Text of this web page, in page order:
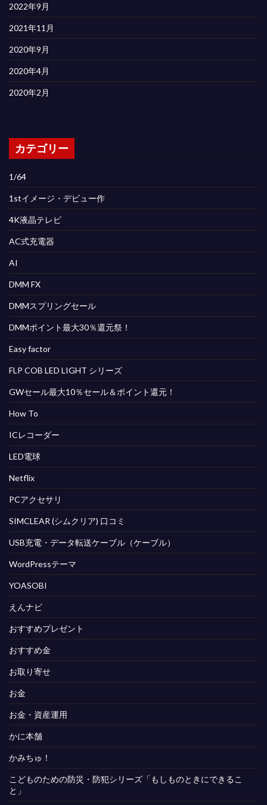
2022年9月
2021年11月
2020年9月
2020年4月
2020年2月
カテゴリー
1/64
1stイメージ・デビュー作
4K液晶テレビ
AC式充電器
AI
DMM FX
DMMスプリングセール
DMMポイント最大30％還元祭！
Easy factor
FLP COB LED LIGHT シリーズ
GWセール最大10％セール＆ポイント還元！
How To
ICレコーダー
LED電球
Netflix
PCアクセサリ
SIMCLEAR (シムクリア) 口コミ
USB充電・データ転送ケーブル（ケーブル）
WordPressテーマ
YOASOBI
えんナビ
おすすめプレゼント
おすすめ金
お取り寄せ
お金
お金・資産運用
かに本舗
かみちゅ！
こどものための防災・防犯シリーズ「もしものときにできるこ
と」